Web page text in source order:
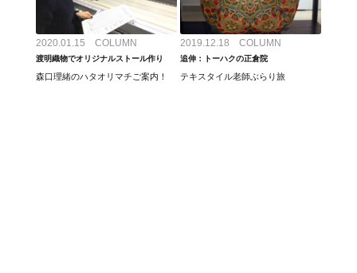
2020.01.15 COLUMN
渡明織物でオリジナルストール作り
森口理緒のハタオリマチご案内！
2019.12.18 COLUMN
追伸：トーハクの正倉院
テキスタイル老師ぶらり旅